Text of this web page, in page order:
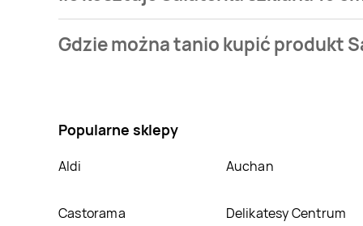
naszej bazie jest z sieciLeclerc. Salaterka szklana
Gdzie można tanio kupić produkt
Popularne sklepy
Aldi Auchan
Castorama Delikatesy Centrum